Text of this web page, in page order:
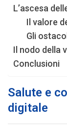
L’ascesa
Il valore
Gli
Il nodo della
Conclusioni
Salute e
digitale